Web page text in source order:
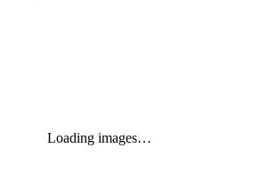
Loading images…